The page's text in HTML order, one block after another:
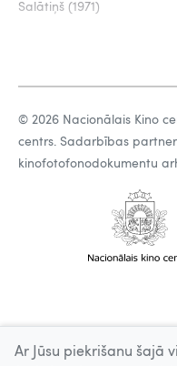
Salātiņš (1971)
© 2026 Nacionālais Kino
centrs. Sadarbības
kinofotofonodokumentu
Ar Jūsu piekrišanu šajā